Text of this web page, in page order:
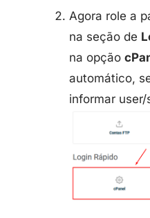
Agora role a
na seção de
na opção
automático,
informar user/